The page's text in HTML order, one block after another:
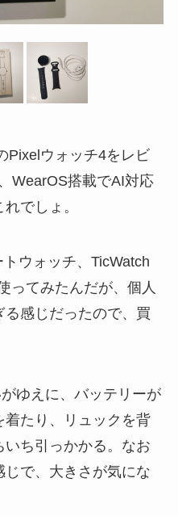
Pixelウォッチ4をレビ
WearOS搭載でAI対応
でしょ。
ウォッチ、TicWatch
ってみたんだが、個人
感じだったので、買
ゆえに、バッテリーが
たり、リュックを背
ち引っかかる。なお
で、大きさが気にな